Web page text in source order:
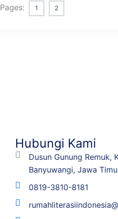
Pages: 1 2
Hubungi Kami
Dusun Gunung Remuk,
Banyuwangi, Jawa
0819-3810-8181